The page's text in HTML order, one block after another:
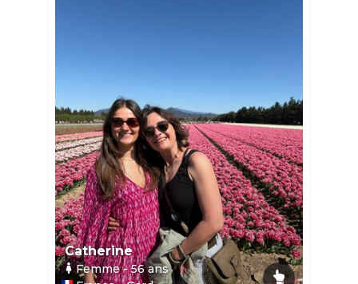
Catherine
Femme- 56ans